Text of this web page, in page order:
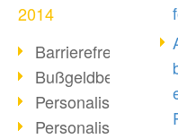
2014
Barrierefreie PDF/
Bußgeldbescheide
Personalisierter
Personalisierter